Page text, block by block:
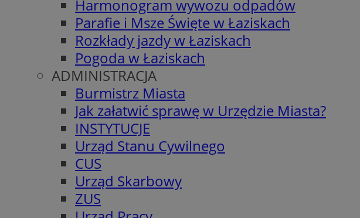
Harmonogram wywozu odpadów
Parafie i Msze Święte w Łaziskach
Rozkłady jazdy w Łaziskach
Pogoda w Łaziskach
ADMINISTRACJA
Burmistrz Miasta
Jak załatwić sprawę w Urzędzie Miasta?
INSTYTUCJE
Urząd Stanu Cywilnego
CUS
Urząd Skarbowy
ZUS